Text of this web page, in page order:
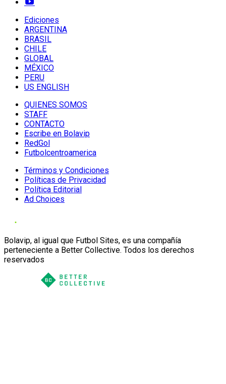
Ediciones
ARGENTINA
BRASIL
CHILE
GLOBAL
MÉXICO
PERU
US ENGLISH
QUIENES SOMOS
STAFF
CONTACTO
Escribe en Bolavip
RedGol
Futbolcentroamerica
Términos y Condiciones
Políticas de Privacidad
Política Editorial
Ad Choices
Bolavip, al igual que Futbol Sites, es una compañía
perteneciente a Better Collective. Todos los derechos
reservados